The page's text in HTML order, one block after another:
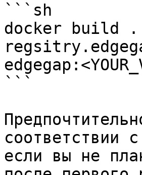
```sh
docker build
```
соответствии
если вы не